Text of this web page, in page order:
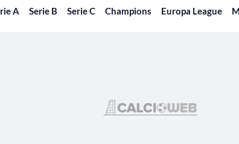
A Serie B Serie C Champions Europa League